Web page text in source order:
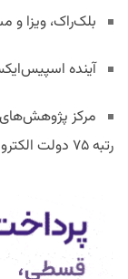
بلک‌راک، ویزا و
آینده
مرکز
رتبه ۷۵ دولت الکترونیکی است